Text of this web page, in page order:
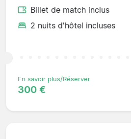
Billet de match inclus
2 nuits d'hôtel incluses
En savoir plus/Réserver
300 €